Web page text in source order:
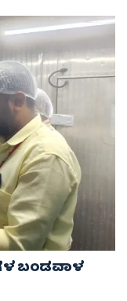
ಬಂಡವಾಳ